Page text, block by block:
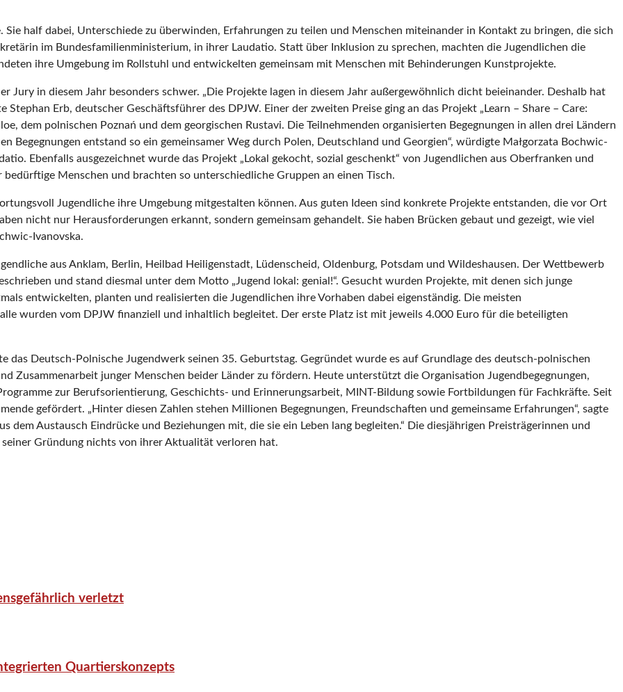
Sie half dabei, Unterschiede zu überwinden, Erfahrungen zu teilen und Menschen miteinander in Kontakt zu bringen, die sich
im Bundesfamilienministerium, in ihrer Laudatio. Statt über Inklusion zu sprechen, machten die Jugendlichen die
ihre Umgebung im Rollstuhl und entwickelten gemeinsam mit Menschen mit Behinderungen Kunstprojekte.
Jury in diesem Jahr besonders schwer. „Die Projekte lagen in diesem Jahr außergewöhnlich dicht beieinander. Deshalb hat
Stephan Erb, deutscher Geschäftsführer des DPJW. Einer der zweiten Preise ging an das Projekt „Learn – Share – Care:
dem polnischen Poznań und dem georgischen Rustavi. Die Teilnehmenden organisierten Begegnungen in allen drei Ländern
Begegnungen entstand so ein gemeinsamer Weg durch Polen, Deutschland und Georgien“, würdigte Małgorzata Bochwic-
Ebenfalls ausgezeichnet wurde das Projekt „Lokal gekocht, sozial geschenkt“ von Jugendlichen aus Oberfranken und
Menschen und brachten so unterschiedliche Gruppen an einen Tisch.
Jugendliche ihre Umgebung mitgestalten können. Aus guten Ideen sind konkrete Projekte entstanden, die vor Ort
nicht nur Herausforderungen erkannt, sondern gemeinsam gehandelt. Sie haben Brücken gebaut und gezeigt, wie viel
Ivanovska.
aus Anklam, Berlin, Heilbad Heiligenstadt, Lüdenscheid, Oldenburg, Potsdam und Wildeshausen. Der Wettbewerb
und stand diesmal unter dem Motto „Jugend lokal: genial!“. Gesucht wurden Projekte, mit denen sich junge
entwickelten, planten und realisierten die Jugendlichen ihre Vorhaben dabei eigenständig. Die meisten
wurden vom DPJW finanziell und inhaltlich begleitet. Der erste Platz ist mit jeweils 4.000 Euro für die beteiligten
das Deutsch-Polnische Jugendwerk seinen 35. Geburtstag. Gegründet wurde es auf Grundlage des deutsch-polnischen
Zusammenarbeit junger Menschen beider Länder zu fördern. Heute unterstützt die Organisation Jugendbegegnungen,
zur Berufsorientierung, Geschichts- und Erinnerungsarbeit, MINT-Bildung sowie Fortbildungen für Fachkräfte. Seit
gefördert. „Hinter diesen Zahlen stehen Millionen Begegnungen, Freundschaften und gemeinsame Erfahrungen“, sagte
dem Austausch Eindrücke und Beziehungen mit, die sie ein Leben lang begleiten.“ Die diesjährigen Preisträgerinnen und
seiner Gründung nichts von ihrer Aktualität verloren hat.
verletzt
Quartierskonzepts